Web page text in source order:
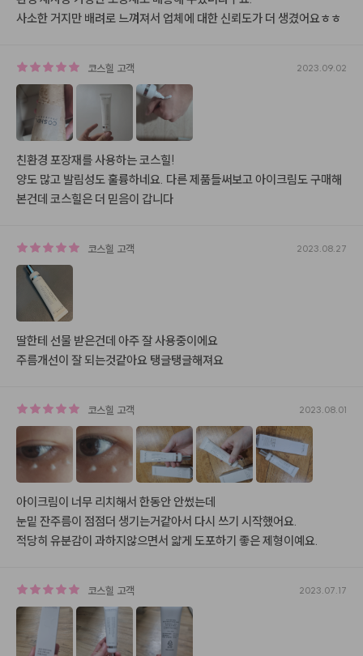
사소한 거지만 배려로 느껴져서 업체에 대한 신뢰도가 더 생겼어요ㅎㅎ
코스힐 고객 2023.09.02
친환경 포장재를 사용하는 코스힐!
양도 많고 발림성도 훌륭하네요. 다른 제품들써보고 아이크림도 구매해
본건데 코스힐은 더 믿음이 갑니다
코스힐 고객 2023.08.27
딸한테 선물 받은건데 아주 잘 사용중이에요
주름개선이 잘 되는것같아요 탱글탱글해져요
코스힐 고객 2023.08.01
아이크림이 너무 리치해서 한동안 안썼는데
눈밑 잔주름이 점점더 생기는거같아서 다시 쓰기 시작했어요.
적당히 유분감이 과하지않으면서 얇게 도포하기 좋은 제형이예요.
코스힐 고객 2023.07.17